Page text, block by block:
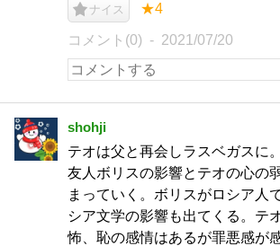
ナイス ★4
コメント(0) 2021/07/20
shohji
テオは父と再会しラスベガスに
友人ボリスの影響とテオの心の
まっていく。ボリスがロシア人
シア文学の影響も出てくる。テ
怖、恥の感情はあるが罪悪感が